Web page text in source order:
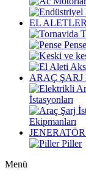
EL
Pense
ARAÇ
İstasyonları
Ekipmanları
Piller
Menü